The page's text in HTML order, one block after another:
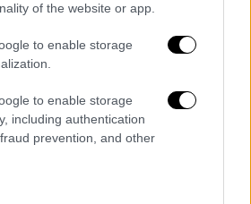
of the website or app.
to enable storage
to enable storage
including authentication
prevention, and other